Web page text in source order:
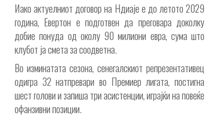
Иако актуелниот договор на Ндиаје e до летото 2029
година, Евертон е подготвен да преговара доколку
добие понуда од околу 90 милиони евра, сума што
клубот ја смета за соодветна.
Во изминатата сезона, сенегалскиот репрезентативец
одигра 32 натпревари во Премиер лигата, постигна
шест голови и запиша три асистенции, играјќи на повеќе
офанзивни позиции.